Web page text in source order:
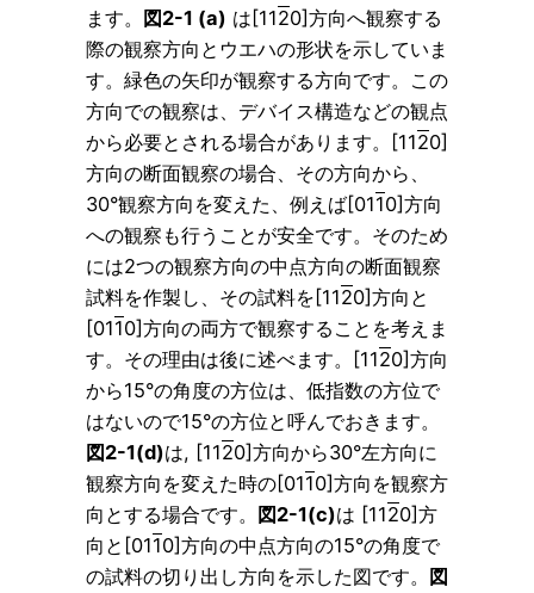
ます。 図2-1 (a) は[1120]方向へ観察する
際の観察方向とウエハの形状を示していま
す。緑色の矢印が観察する方向です。この
方向での観察は、デバイス構造などの観点
から必要とされる場合があります。[1120]
方向の断面観察の場合、その方向から、
30°観察方向を変えた、例えば[0110]方向
への観察も行うことが安全です。そのため
には2つの観察方向の中点方向の断面観察
試料を作製し、その試料を[1120]方向と
[0110]方向の両方で観察することを考えま
す。その理由は後に述べます。[1120]方向
から15°の角度の方位は、低指数の方位で
はないので15°の方位と呼んでおきます。
図2-1(d)は, [1120]方向から30°左方向に
観察方向を変えた時の[0110]方向を観察方
向とする場合です。 図2-1(c)は [1120]方
向と[0110]方向の中点方向の15°の角度で
の試料の切り出し方向を示した図です。 図